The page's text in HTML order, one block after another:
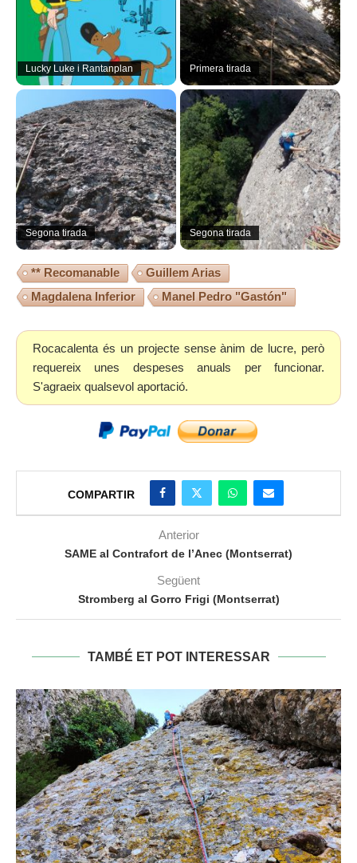
Lucky Luke i Rantanplan Primera tirada
Segona tirada Segona tirada
** Recomanable
Guillem Arias
Magdalena Inferior
Manel Pedro "Gastón"
Rocacalenta és un projecte sense ànim de lucre, però
requereix unes despeses anuals per funcionar.
S'agraeix qualsevol aportació.
COMPARTIR
Anterior
SAME al Contrafort de l’Anec (Montserrat)
Següent
Stromberg al Gorro Frigi (Montserrat)
TAMBÉ ET POT INTERESSAR